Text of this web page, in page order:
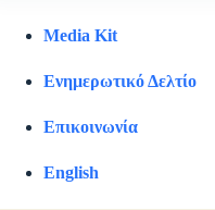
Media Kit
Ενημερωτικό Δελτίο
Επικοινωνία
English